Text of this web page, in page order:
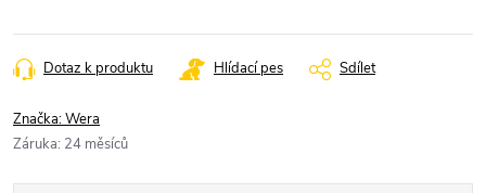
cena:
Dotaz k produktu Hlídací pes Sdílet
Značka:Wera
Záruka: 24 měsíců